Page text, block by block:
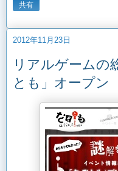
共有
2012年11月23日
リアルゲームの
とも」オープン